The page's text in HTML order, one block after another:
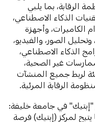
بما يلبي
الذكاء الاصطناعي،
الكاميرات، وأجهزة
الصور، والفيديو،
الذكاء الاصطناعي،
غير الصحية،
لربط جميع المنشآت
الرقابة المرئية.
"إبتيك" في جامعة خليفة:
لمركز (إبتيك) فرصة